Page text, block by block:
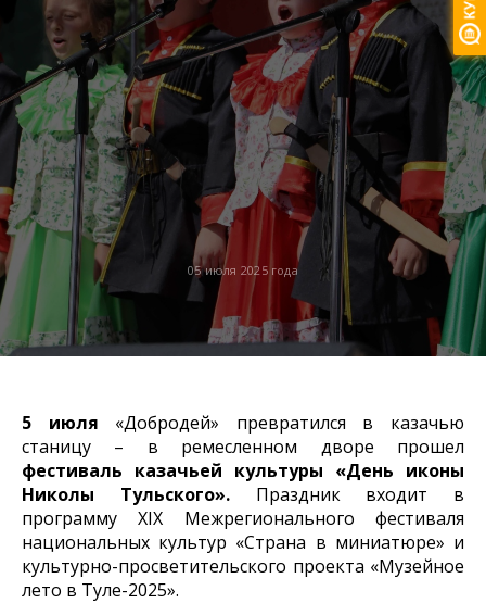
05 июля 2025 года
5 июля «Добродей» превратился в казачью
станицу – в ремесленном дворе прошел
фестиваль казачьей культуры «День иконы
Николы Тульского».Праздник входит в
программу XIХ Межрегионального фестиваля
национальных культур «Страна в миниатюре» и
культурно-просветительского проекта «Музейное
лето в Туле-2025».